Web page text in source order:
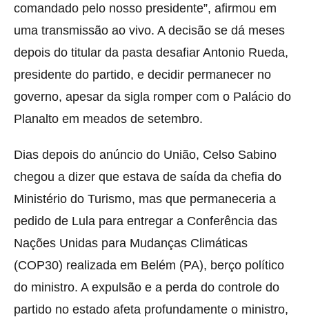
comandado pelo nosso presidente”, afirmou em
uma transmissão ao vivo. A decisão se dá meses
depois do titular da pasta desafiar Antonio Rueda,
presidente do partido, e decidir permanecer no
governo, apesar da sigla romper com o Palácio do
Planalto em meados de setembro.
Dias depois do anúncio do União, Celso Sabino
chegou a dizer que estava de saída da chefia do
Ministério do Turismo, mas que permaneceria a
pedido de Lula para entregar a Conferência das
Nações Unidas para Mudanças Climáticas
(COP30) realizada em Belém (PA), berço político
do ministro. A expulsão e a perda do controle do
partido no estado afeta profundamente o ministro,